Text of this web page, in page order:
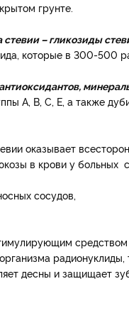
грунте.
– гликозиды
которые в 300-500
А, В, С, Е, а также
оказывает
в крови у
сосудов,
десны и защищает